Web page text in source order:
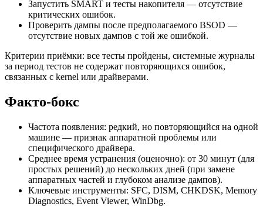
Запустить SMART и тесты накопителя — отсутствие
критических ошибок.
Проверить дампы после предполагаемого BSOD —
отсутствие новых дампов с той же ошибкой.
Критерии приёмки: все тесты пройдены, системные журналы
за период тестов не содержат повторяющихся ошибок,
связанных с kernel или драйверами.
Факто-бокс
Частота появления: редкий, но повторяющийся на одной
машине — признак аппаратной проблемы или
специфического драйвера.
Среднее время устранения (оценочно): от 30 минут (для
простых решений) до нескольких дней (при замене
аппаратных частей и глубоком анализе дампов).
Ключевые инструменты: SFC, DISM, CHKDSK, Memory
Diagnostics, Event Viewer, WinDbg.